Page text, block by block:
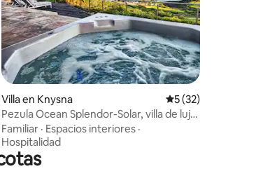
4.96 de 5, 26 reseñas
Villa en Knysna Calificación
5 (32)
Pezula Ocean Splendor-Solar, villa de lujo
con vistas al mar
Familiar · Espacios interiores ·
Hospitalidad